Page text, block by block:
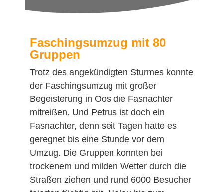
Faschingsumzug mit 80
Gruppen
Trotz des angekündigten Sturmes konnte
der Faschingsumzug mit großer
Begeisterung in Oos die Fasnachter
mitreißen. Und Petrus ist doch ein
Fasnachter, denn seit Tagen hatte es
geregnet bis eine Stunde vor dem
Umzug. Die Gruppen konnten bei
trockenem und milden Wetter durch die
Straßen ziehen und rund 6000 Besucher